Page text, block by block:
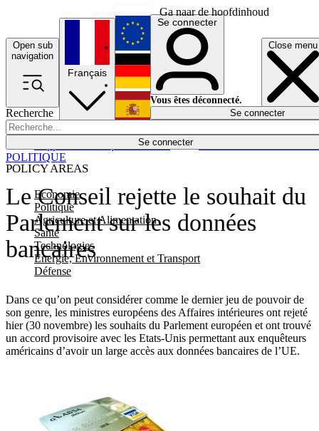
Ga naar de hoofdinhoud
Open sub
navigation
Close menu
Recherche
Se connecter
POLICY AREAS
Economie
Politique
Agriculture et Alimentation
Santé
Technologies
Energie, Environnement et Transport
Défense
Économie
Français
English
Deutsch
Español
Se connecter
Vous êtes déconnecté.
Se connecter
Le Conseil rejette le souhait du
Parlement sur les données
bancaires
Dans ce qu’on peut considérer comme le dernier jeu de pouvoir de
son genre, les ministres européens des Affaires intérieures ont rejeté
hier (30 novembre) les souhaits du Parlement européen et ont trouvé
un accord provisoire avec les Etats-Unis permettant aux enquêteurs
américains d’avoir un large accès aux données bancaires de l’UE.
POLITIQUE